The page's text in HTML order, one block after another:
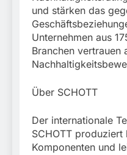
und stärken das
Unternehmen aus
Branchen vertrauen
Über SCHOTT
Der internationale
SCHOTT
Komponenten und